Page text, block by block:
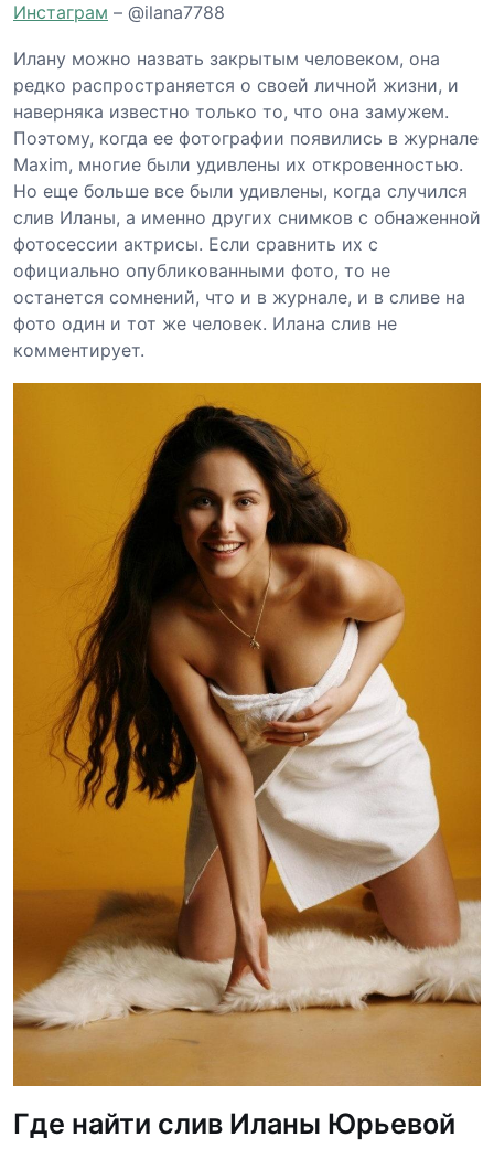
Инстаграм – @ilana7788
Илану можно назвать закрытым человеком, она
редко распространяется о своей личной жизни, и
наверняка известно только то, что она замужем.
Поэтому, когда ее фотографии появились в журнале
Maxim, многие были удивлены их откровенностью.
Но еще больше все были удивлены, когда случился
слив Иланы, а именно других снимков с обнаженной
фотосессии актрисы. Если сравнить их с
официально опубликованными фото, то не
останется сомнений, что и в журнале, и в сливе на
фото один и тот же человек. Илана слив не
комментирует.
Где найти слив Иланы Юрьевой